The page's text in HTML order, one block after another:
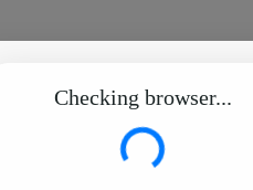
Checking browser...